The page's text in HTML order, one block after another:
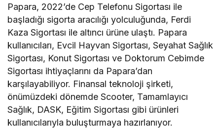
Papara, 2022’de Cep Telefonu Sigortası ile
başladığı sigorta aracılığı yolculuğunda, Ferdi
Kaza Sigortası ile altıncı ürüne ulaştı. Papara
kullanıcıları, Evcil Hayvan Sigortası, Seyahat Sağlık
Sigortası, Konut Sigortası ve Doktorum Cebimde
Sigortası ihtiyaçlarını da Papara’dan
karşılayabiliyor. Finansal teknoloji şirketi,
önümüzdeki dönemde Scooter, Tamamlayıcı
Sağlık, DASK, Eğitim Sigortası gibi ürünleri
kullanıcılarıyla buluşturmaya hazırlanıyor.